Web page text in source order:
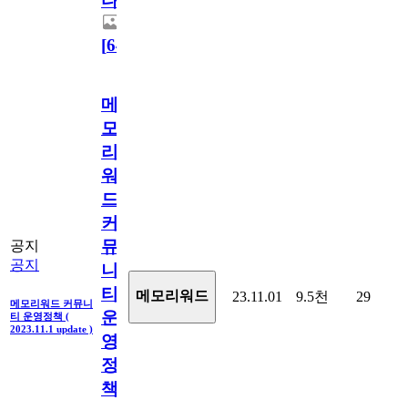
[64
공지
공지
메모리워드 커뮤니
티 운영정책 (
2023.11.1 update )
메
모
리
워
드
커
뮤
니
티
운
영
정
책
메모리워드 23.11.01 9.5천 29